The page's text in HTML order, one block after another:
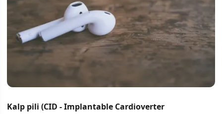
Kalp pili (CID - Implantable Cardioverter